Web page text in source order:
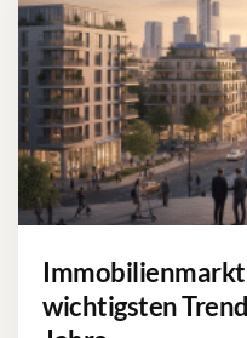
wichtigsten